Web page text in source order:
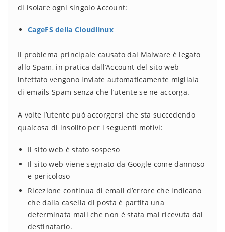
di isolare ogni singolo Account:
CageFS della Cloudlinux
Il problema principale causato dal Malware è legato
allo Spam, in pratica dall’Account del sito web
infettato vengono inviate automaticamente migliaia
di emails Spam senza che l’utente se ne accorga.
A volte l’utente può accorgersi che sta succedendo
qualcosa di insolito per i seguenti motivi:
Il sito web è stato sospeso
Il sito web viene segnato da Google come dannoso
e pericoloso
Ricezione continua di email d’errore che indicano
che dalla casella di posta è partita una
determinata mail che non è stata mai ricevuta dal
destinatario.